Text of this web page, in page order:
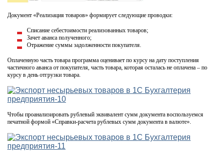
Документ «Реализация товаров» формирует следующие проводки:
Списание себестоимости реализованных товаров;
Зачет аванса полученного;
Отражение суммы задолженности покупателя.
Оплаченную часть товара программа оценивает по курсу на дату поступления
частичного аванса от покупателя, часть товара, которая осталась не оплачена – по
курсу в день отгрузки товара.
Чтобы проанализировать рублевый эквивалент сумм документа воспользуемся
печатной формой «Справки-расчета рублевых сумм документа в валюте».